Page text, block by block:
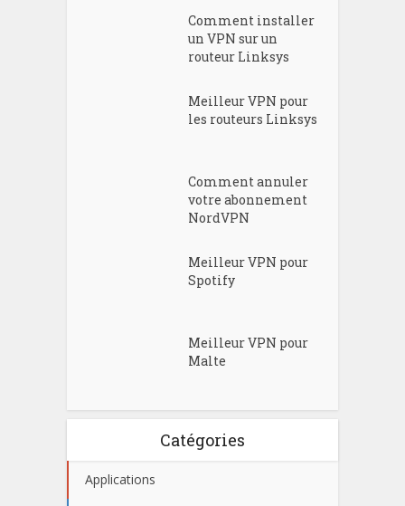
Comment installer
un VPN sur un
routeur Linksys
Meilleur VPN pour
les routeurs Linksys
Comment annuler
votre abonnement
NordVPN
Meilleur VPN pour
Spotify
Meilleur VPN pour
Malte
Catégories
Applications